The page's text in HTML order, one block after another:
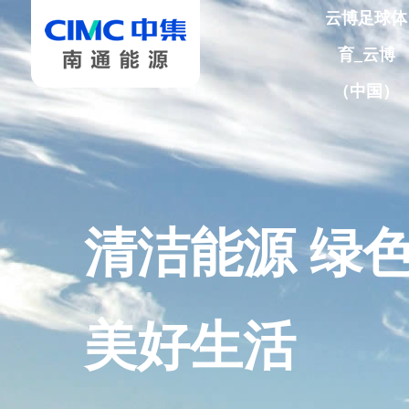
云博足球体
育_云博
（中国）
清洁能源 绿
美好生活